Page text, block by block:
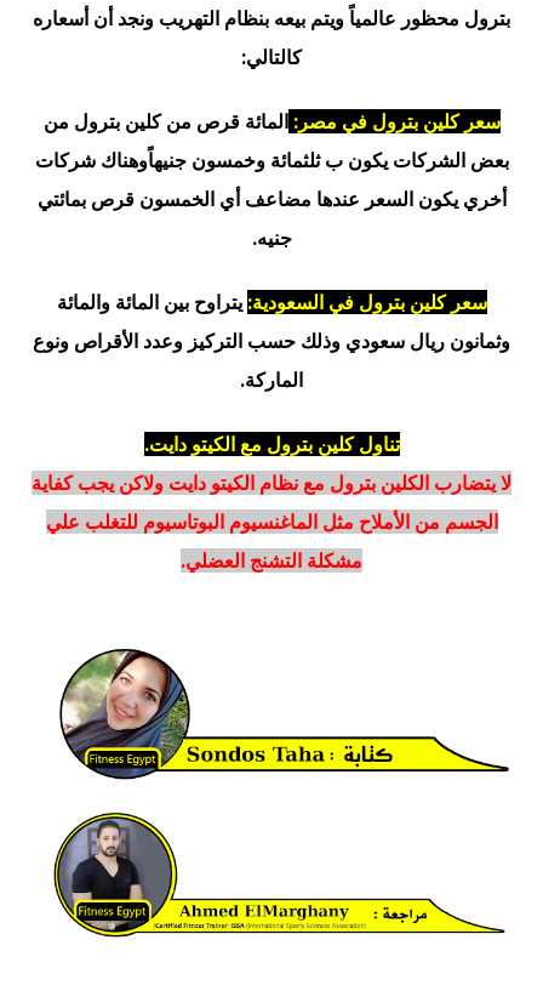
بترول محظور عالمياً ويتم بيعه بنظام التهريب ونجد أن أسعاره
كالتالي:
سعر كلين بترول في مصر:المائة قرص من كلين بترول من
بعض الشركات يكون ب ثلثمائة وخمسون جنيهاًوهناك شركات
أخري يكون السعر عندها مضاعف أي الخمسون قرص بمائتي
جنيه.
سعر كلين بترول في السعودية: يتراوح بين المائة والمائة
وثمانون ريال سعودي وذلك حسب التركيز وعدد الأقراص ونوع
الماركة.
تناول كلين بترول مع الكيتو دايت.
لا يتضارب الكلين بترول مع نظام الكيتو دايت ولاكن يجب كفاية
الجسم من الأملاح مثل الماغنسيوم البوتاسيوم للتغلب علي
مشكلة التشنج العضلي.